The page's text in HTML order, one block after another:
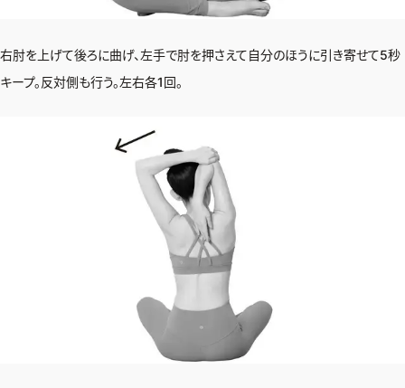
右肘を上げて後ろに曲げ、左手で肘を押さえて自分のほうに引き寄せて5秒
キープ。反対側も行う。左右各1回。